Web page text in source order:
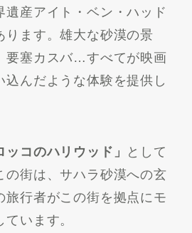
遺産アイト・ベン・ハッド
ります。雄大な砂漠の景
要塞カスバ…すべてが映画
込んだような体験を提供し
ッコのハリウッド」
として
の街は、サハラ砂漠への玄
旅行者がこの街を拠点にモ
います。